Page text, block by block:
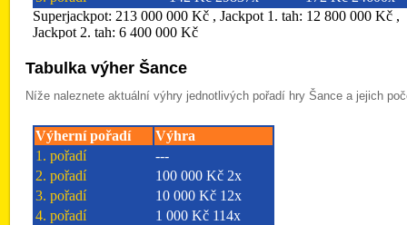
Tabulka výher Šance
Níže naleznete aktuální výhry jednotlivých pořadí hry Šance a jejich